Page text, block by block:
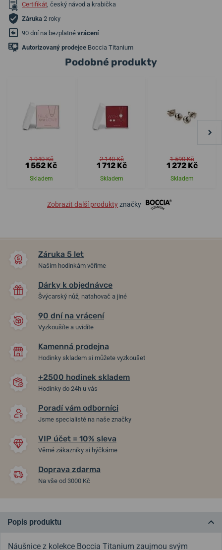
Certifikát, český návod a krabička
Záruka 2 roky
90 dní na bezplatné vrácení
Autorizovaný prodejce Boccia Titanium
Podobné produkty
1 940 Kč
1 552 Kč
Skladem
2 140 Kč
1 712 Kč
Skladem
1 590 Kč
1 272 Kč
Skladem
Zobrazit další produktyznačky
Záruka 5 let
Našim hodinkám věříme
Dárky k objednávce
Švýcarský nůž, natahovač a jiné
90 dní na vrácení
Vyzkoušíte a uvidíte
Kamenná prodejna
Hodinky skladem si můžete vyzkoušet
+2500 hodinek skladem
Hodinky do 24h u vás
Poradí vám odborníci
Jsme specialisté na naše značky
VIP účet = 10% sleva
Věrné zákazníky si hýčkáme
Doprava zdarma
Na vše od 3000 Kč
Popis produktu
Náušnice z kolekce Boccia Titanium zaujmou svým